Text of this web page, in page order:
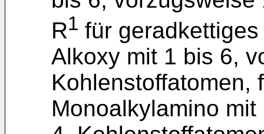
R1 für
Alkoxy mit 1 bis 6,
Kohlenstoffatomen,
Monoalkylamino